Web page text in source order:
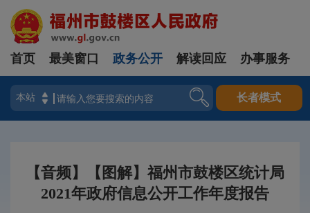
登录
首页 最美窗口 政务公开 解读回应 办事服务
长者模式
【音频】【图解】福州市鼓楼区统计局
2021年政府信息公开工作年度报告